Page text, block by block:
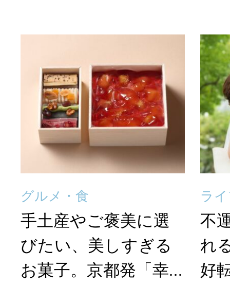
グルメ・食
手土産やご褒美に選
びたい、美しすぎる
お菓子。京都発「幸...
ラ
不
れ
好